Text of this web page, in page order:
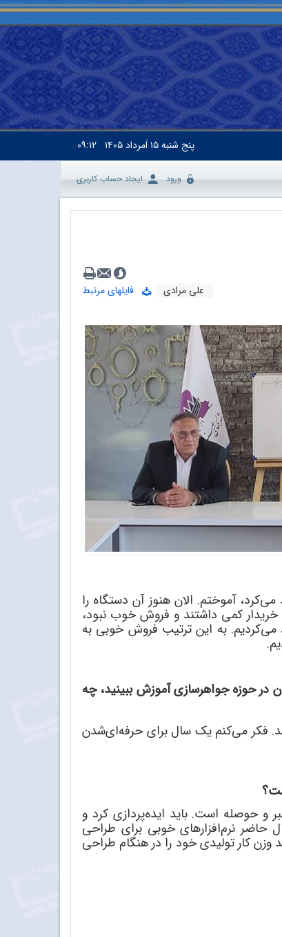
پنج شنبه۱۵ اَمرداد ۱۴۰۵ ۰۹:۱۲
ورود ایجاد حساب کاربری
علی مرادی
فایلهای مرتبط
میکرد، آموختم. الان هنوز آن دستگاه را
خریدار کمی داشتند و فروش خوب نبود،
میکردیم. به این ترتیب فروش خوبی به
در حوزه جواهرسازی آموزش ببینید، چه
فکر میکنم یک سال برای حرفهایشدن
و حوصله است. باید ایدهپردازی کرد و
حاضر نرمافزارهای خوبی برای طراحی
وزن کار تولیدی خود را در هنگام طراحی